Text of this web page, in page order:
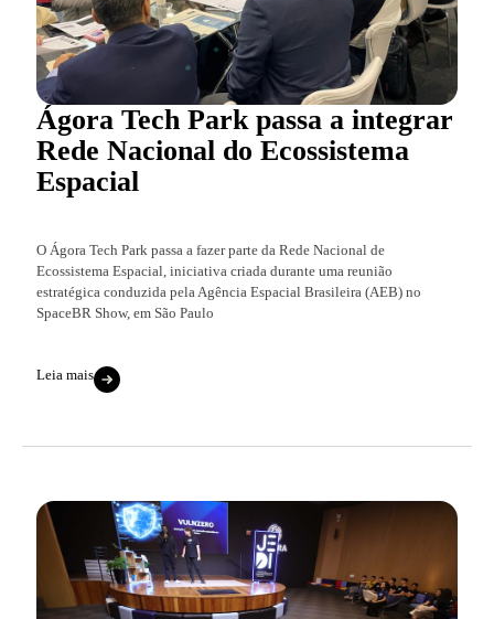
Ágora Tech Park passa a integrar
Rede Nacional do Ecossistema
Espacial
O Ágora Tech Park passa a fazer parte da Rede Nacional de
Ecossistema Espacial, iniciativa criada durante uma reunião
estratégica conduzida pela Agência Espacial Brasileira (AEB) no
SpaceBR Show, em São Paulo
Leia mais